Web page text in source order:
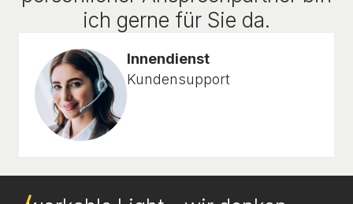
ich gerne für Sie da.
Innendienst
Kundensupport